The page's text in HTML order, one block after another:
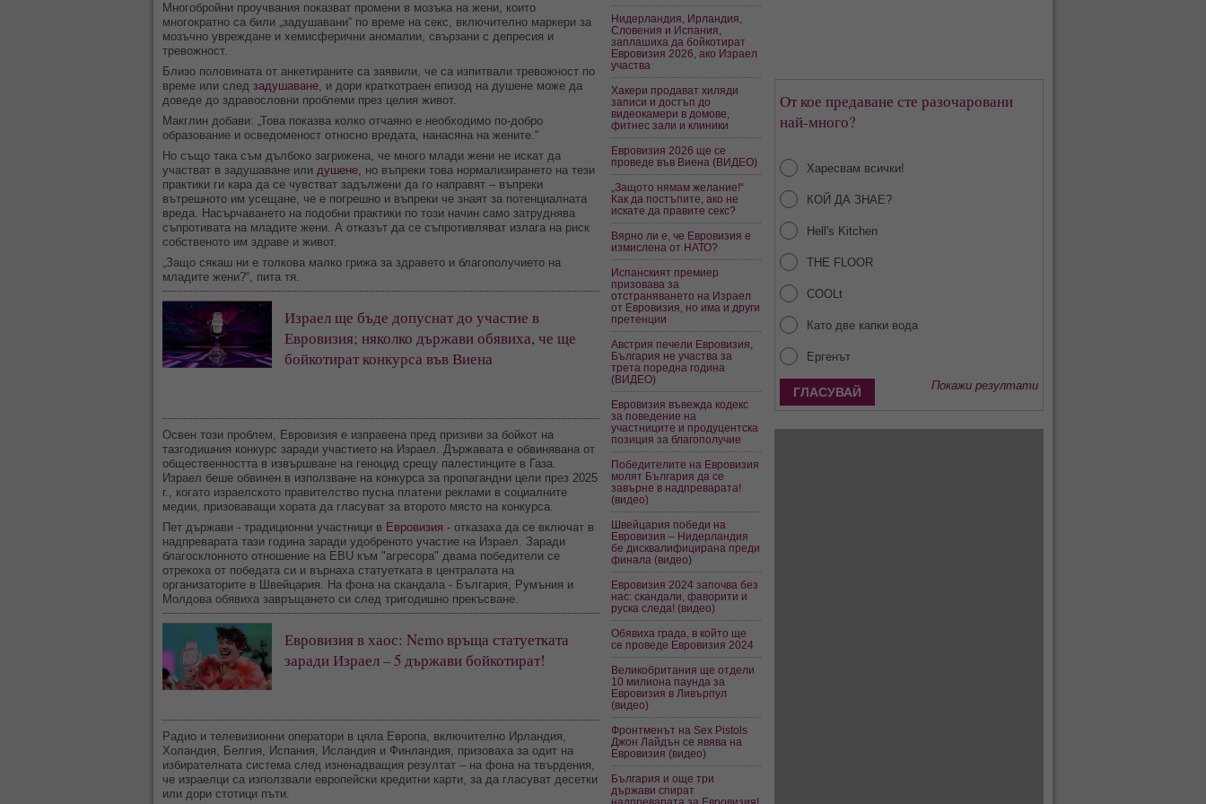
Многобройни проучвания показват промени в мозъка на жени, които
многократно са били „задушавани“ по време на секс, включително маркери за
мозъчно увреждане и хемисферични аномалии, свързани с депресия и
тревожност.
Близо половината от анкетираните са заявили, че са изпитвали тревожност по
време или след задушаване, и дори краткотраен епизод на душене може да
доведе до здравословни проблеми през целия живот.
Макглин добави: „Това показва колко отчаяно е необходимо по-добро
образование и осведоменост относно вредата, нанасяна на жените.“
Но също така съм дълбоко загрижена, че много млади жени не искат да
участват в задушаване или душене, но въпреки това нормализирането на тези
практики ги кара да се чувстват задължени да го направят – въпреки
вътрешното им усещане, че е погрешно и въпреки че знаят за потенциалната
вреда. Насърчаването на подобни практики по този начин само затруднява
съпротивата на младите жени. А отказът да се съпротивляват излага на риск
собственото им здраве и живот.
„Защо сякаш ни е толкова малко грижа за здравето и благополучието на
младите жени?“, пита тя.
Израел ще бъде допуснат до участие в
Евровизия; няколко държави обявиха, че ще
бойкотират конкурса във Виена
Освен този проблем, Евровизия е изправена пред призиви за бойкот на
тазгодишния конкурс заради участието на Израел. Държавата е обвинявана от
общественността в извършване на геноцид срещу палестинците в Газа.
Израел беше обвинен в използване на конкурса за пропагандни цели през 2025
г., когато израелското правителство пусна платени реклами в социалните
медии, призоваващи хората да гласуват за второто място на конкурса.
Пет държави - традиционни участници в Евровизия - отказаха да се включат в
надпреварата тази година заради удобреното участие на Израел. Заради
благосклонното отношение на EBU към "агресора" двама победители се
отрекоха от победата си и върнаха статуетката в централата на
организаторите в Швейцария. На фона на скандала - България, Румъния и
Молдова обявиха завръщането си след тригодишно прекъсване.
Евровизия в хаос: Nemo връща статуетката
заради Израел – 5 държави бойкотират!
Радио и телевизионни оператори в цяла Европа, включително Ирландия,
Холандия, Белгия, Испания, Исландия и Финландия, призоваха за одит на
избирателната система след изненадващия резултат – на фона на твърдения,
че израелци са използвали европейски кредитни карти, за да гласуват десетки
или дори стотици пъти.
Нидерландия, Ирландия,
Словения и Испания,
заплашиха да бойкотират
Евровизия 2026, ако Израел
участва
Хакери продават хиляди
записи и достъп до
видеокамери в домове,
фитнес зали и клиники
Евровизия 2026 ще се
проведе във Виена (ВИДЕО)
„Защото нямам желание!“
Как да постъпите, ако не
искате да правите секс?
Вярно ли е, че Евровизия е
измислена от НАТО?
Испанският премиер
призовава за
отстраняването на Израел
от Евровизия, но има и други
претенции
Австрия печели Евровизия,
България не участва за
трета поредна година
(ВИДЕО)
Евровизия въвежда кодекс
за поведение на
участниците и продуцентска
позиция за благополучие
Победителите на Евровизия
молят България да се
завърне в надпреварата!
(видео)
Швейцария победи на
Евровизия – Нидерландия
бе дисквалифицирана преди
финала (видео)
Евровизия 2024 започва без
нас: скандали, фаворити и
руска следа! (видео)
Обявиха града, в който ще
се проведе Евровизия 2024
Великобритания ще отдели
10 милиона паунда за
Евровизия в Ливърпул
(видео)
Фронтменът на Sex Pistols
Джон Лайдън се явява на
Евровизия (видео)
България и още три
държави спират
От кое предаване сте разочаровани
най-много?
Харесвам всички!
КОЙ ДА ЗНАЕ?
Hell's Kitchen
THE FLOOR
COOLt
Като две капки вода
Ергенът
Покажи резултати